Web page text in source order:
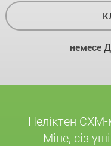
немесе
Неліктен
Міне, сіз